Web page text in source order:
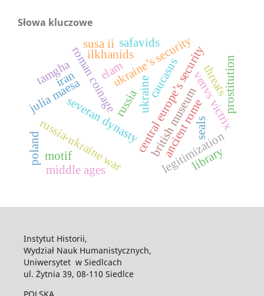
Słowa kluczowe
russia-ukraine war
ukraine
russia
ukraine’s security
central europe’s security
ancient rome
severan dynasty
julia maesa venvs victrix
roman coinage
british museum
iran elam
legitimization
prostitution
middle ages
caucasus
ilkhanids
safavids
tamgha
library
seals
susa ii
motif
threats
poland
Instytut Historii,
Wydział Nauk Humanistycznych,
Uniwersytet w Siedlcach
ul. Żytnia 39, 08-110 Siedlce